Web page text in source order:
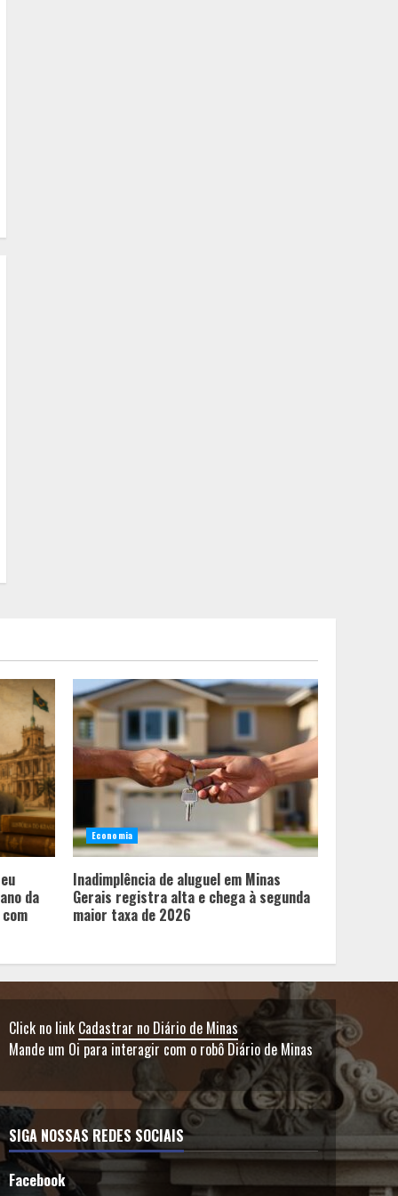
da
Economia
Inadimplência de aluguel em Minas
Gerais registra alta e chega à segunda
maior taxa de 2026
Click no link Cadastrar no Diário de Minas
Mande um Oi para interagir com o robô Diário de Minas
SIGA NOSSAS REDES SOCIAIS
Facebook